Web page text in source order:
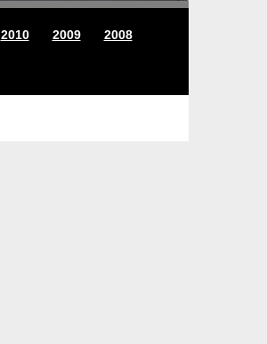
2010 2009 2008